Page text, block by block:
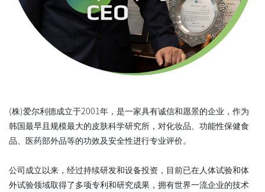
(株)爱尔利德成立于2001年，是一家具有诚信和愿景的企业，作为
韩国最早且规模最大的皮肤科学研究所，对化妆品、功能性保健食
品、医药部外品等的功效及安全性进行专业评价。
公司成立以来，经过持续研发和设备投资，目前已在人体试验和体
外试验领域取得了多项专利和研究成果，拥有世界一流企业的技术